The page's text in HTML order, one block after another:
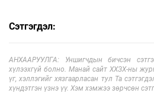
Сэтгэгдэл:
АНХААРУУЛГА: Уншигчдын бичсэн
хүлээхгүй болно. Манай сайт ХХЗХ-ны
үг, хэллэгийг хязгаарласан тул Та
хүндэтгэн үзнэ үү. Хэм хэмжээ зөрчсөн